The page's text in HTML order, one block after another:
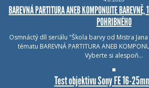
BAREVNÁ PARTITURA ANEB KOMPONUJTE
POHRIBNÉHO
Osmnáctý díl seriálu "Škola barvy od Mistra
tématu BAREVNÁ PARTITURA ANEB
Vyberte si alespoň…
Test objektivu Sony FE 16-